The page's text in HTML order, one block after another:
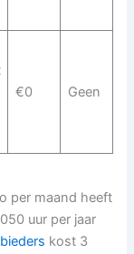
€0 Geen
per maand heeft
uur per jaar
kost 3